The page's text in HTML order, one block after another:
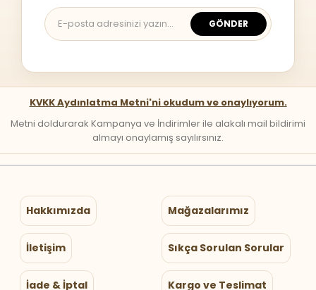
GÖNDER
KVKK Aydınlatma Metni'ni okudum ve onaylıyorum.
Metni doldurarak Kampanya ve İndirimler ile alakalı mail bildirimi
almayı onaylamış sayılırsınız.
Hakkımızda Mağazalarımız
İletişim Sıkça Sorulan Sorular
İade & İptal Kargo ve Teslimat